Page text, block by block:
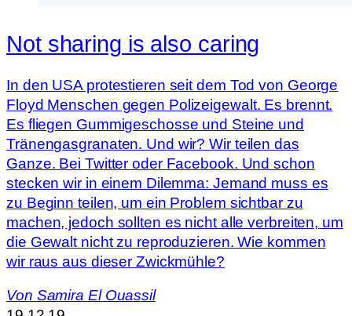
Not sharing is also caring
In den USA protestieren seit dem Tod von George
Floyd Menschen gegen Polizeigewalt. Es brennt.
Es fliegen Gummigeschosse und Steine und
Tränengasgranaten. Und wir? Wir teilen das
Ganze. Bei Twitter oder Facebook. Und schon
stecken wir in einem Dilemma: Jemand muss es
zu Beginn teilen, um ein Problem sichtbar zu
machen, jedoch sollten es nicht alle verbreiten, um
die Gewalt nicht zu reproduzieren. Wie kommen
wir raus aus dieser Zwickmühle?
Von Samira El Ouassil